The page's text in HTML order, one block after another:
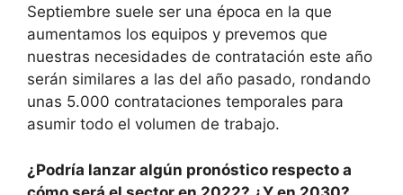
Septiembre suele ser una época en la que
aumentamos los equipos y prevemos que
nuestras necesidades de contratación este año
serán similares a las del año pasado, rondando
unas 5.000 contrataciones temporales para
asumir todo el volumen de trabajo.
¿Podría lanzar algún pronóstico respecto a